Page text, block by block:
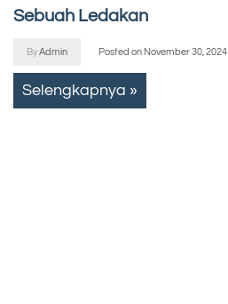
Sebuah Ledakan
ByAdmin Posted on November 30, 2024
Selengkapnya »